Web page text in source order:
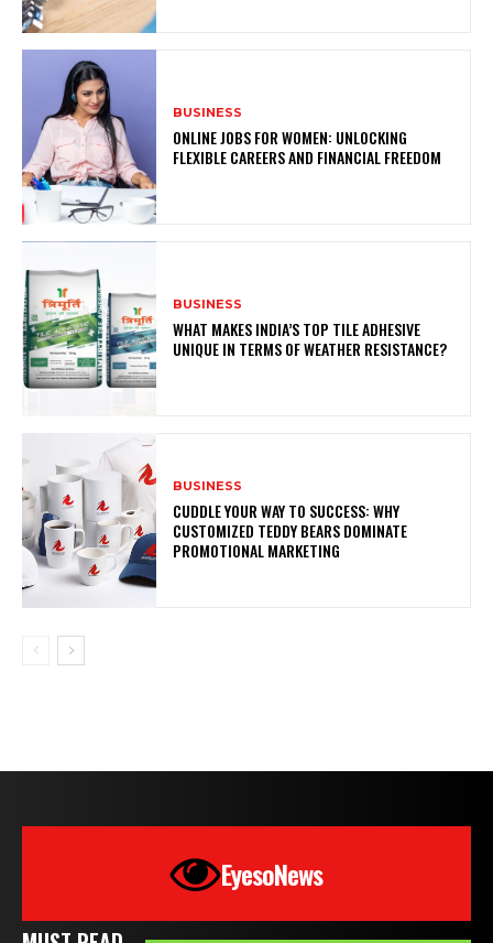
BUSINESS
ONLINE JOBS FOR WOMEN: UNLOCKING
FLEXIBLE CAREERS AND FINANCIAL FREEDOM
BUSINESS
WHAT MAKES INDIA’S TOP TILE ADHESIVE
UNIQUE IN TERMS OF WEATHER RESISTANCE?
BUSINESS
CUDDLE YOUR WAY TO SUCCESS: WHY
CUSTOMIZED TEDDY BEARS DOMINATE
PROMOTIONAL MARKETING
EyesoNews